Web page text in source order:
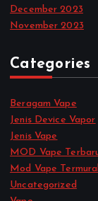
December 2023
November 2023
Categories
Beragam Vape
Jenis Device Vapor
Jenis Vape
MOD Vape
Mod Vape
Uncategorized